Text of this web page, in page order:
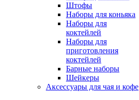
Штофы
Наборы для коньяка
Наборы для
коктейлей
Наборы для
приготовления
коктейлей
Барные наборы
Шейкеры
Аксессуары для чая и кофе